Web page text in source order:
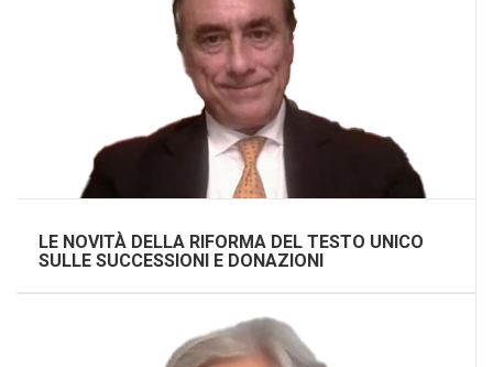
LE NOVITÀ DELLA RIFORMA DEL TESTO UNICO
SULLE SUCCESSIONI E DONAZIONI